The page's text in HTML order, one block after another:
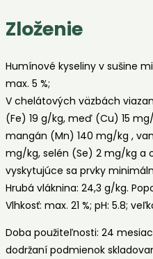
Zloženie
Humínové kyseliny v sušine
max. 5 %;
V chelátových väzbách
(Fe) 19 g/kg, meď (Cu) 15
mangán (Mn) 140 mg/kg ,
mg/kg, selén (Se) 2 mg/kg a
vyskytujúce sa prvky
Hrubá vláknina: 24,3 g/kg.
Vlhkosť: max. 21 %; pH: 5.8;
Doba použiteľnosti: 24
dodržaní podmienok